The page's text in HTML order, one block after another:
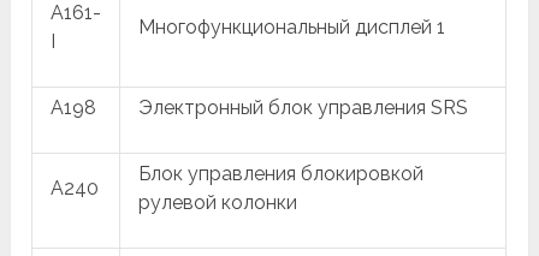
A161-
I
Многофункциональный дисплей 1
A198 Электронный блок управления SRS
A240
Блок управления блокировкой
рулевой колонки